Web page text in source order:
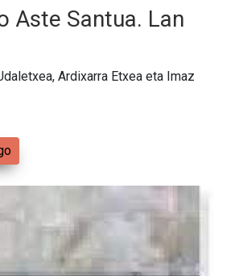
Aste Santua. Lan
Ardixarra Etxea eta Imaz